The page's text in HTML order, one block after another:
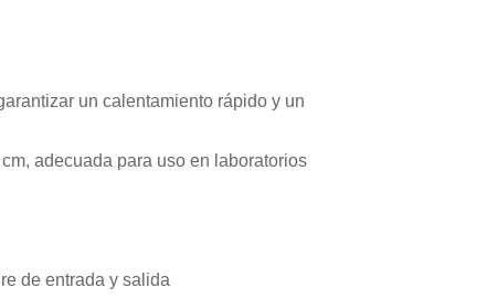
un calentamiento rápido y un
adecuada para uso en laboratorios
de entrada y salida